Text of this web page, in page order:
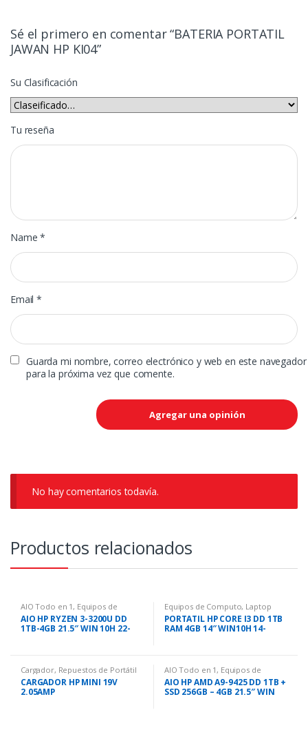
Sé el primero en comentar “BATERIA PORTATIL
JAWAN HP KI04”
Su Clasificación
Tu reseña
Name*
Email*
Guarda mi nombre, correo electrónico y web en este navegador
para la próxima vez que comente.
No hay comentarios todavía.
Productos relacionados
AIO Todo en 1, Equipos de
Computo
AIO HP RYZEN 3-3200U DD
1TB-4GB 21.5″ WIN 10H 22-
Equipos de Computo, Laptop
Portátil
PORTATIL HP CORE I3 DD 1TB
RAM 4GB 14″ WIN10H 14-
Cargador, Repuestos de Portátil
CARGADOR HP MINI 19V
2.05AMP
AIO Todo en 1 , Equipos de
Computo
AIO HP AMD A9-9425 DD 1TB +
SSD 256GB – 4GB 21.5″ WIN